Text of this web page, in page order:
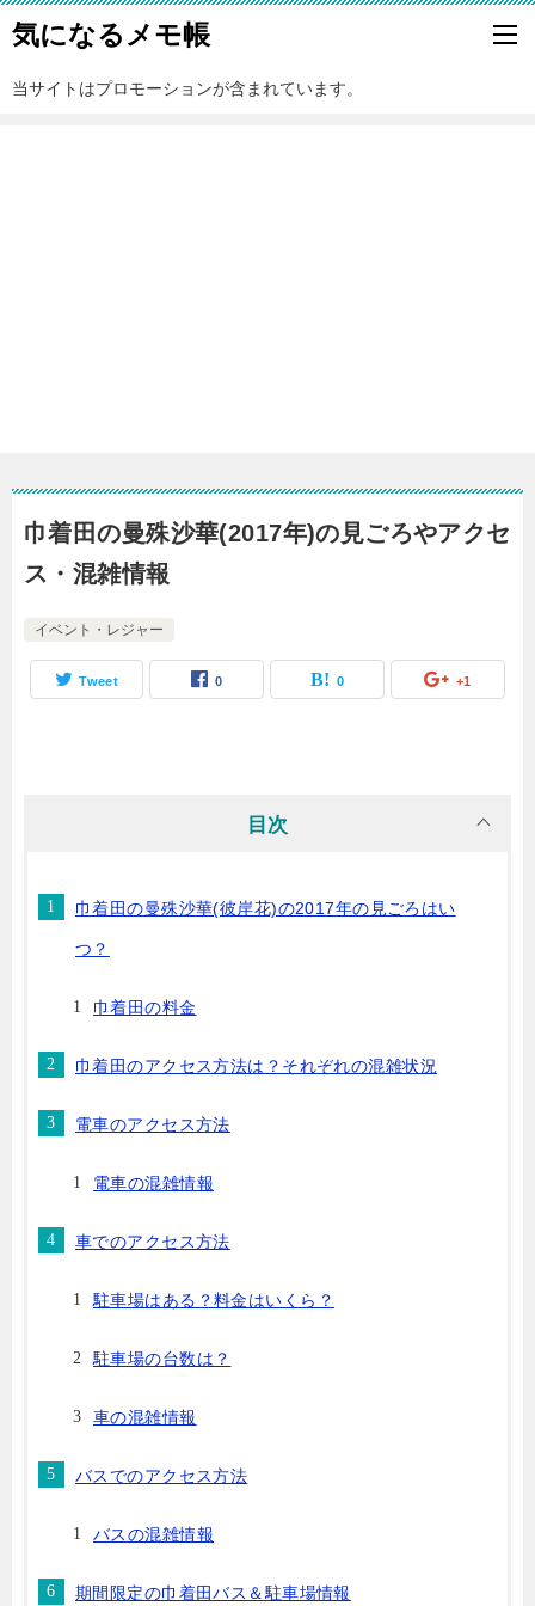
気になるメモ帳
当サイトはプロモーションが含まれています。
巾着田の曼殊沙華(2017年)の見ごろやアクセ
ス・混雑情報
イベント・レジャー
Tweet 0 0 +1
目次
巾着田の曼殊沙華(彼岸花)の2017年の見ごろはい
つ？
巾着田の料金
巾着田のアクセス方法は？それぞれの混雑状況
電車のアクセス方法
電車の混雑情報
車でのアクセス方法
駐車場はある？料金はいくら？
駐車場の台数は？
車の混雑情報
バスでのアクセス方法
バスの混雑情報
期間限定の巾着田バス＆駐車場情報